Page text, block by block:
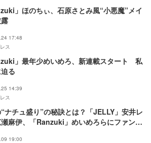
」ほのちぃ、石原さとみ風“小悪魔”メイ
17:48
ス
」最年少めいめろ、新連載スタート 私
る
14:39
ス
ナチュ盛り”の秘訣とは？「JELLY」安井レ
麻伊、「Ranzuki」めいめろらにファン歓
19:00